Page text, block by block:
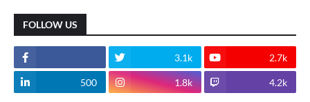
FOLLOW US
3.1k 2.7k
500 1.8k 4.2k